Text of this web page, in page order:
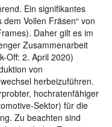
Ein signifikantes
Vollen Fräsen“ von
Daher gilt es im
Zusammenarbeit
Off: 2. April 2020)
von
herbeizuführen.
hochratenfähiger
Sektor) für die
Zu beachten sind